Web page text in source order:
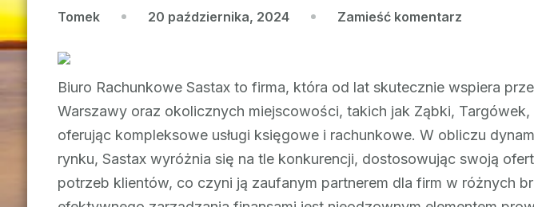
Tomek 20 października, 2024 Zamieść komentarzwe
korzyści
płynące
z
współpracy
z
Biuro Rachunkowe Sastax to firma, która od lat skutecznie wspiera
Warszawy oraz okolicznych miejscowości, takich jak Ząbki, Targówek,
oferując kompleksowe usługi księgowe i rachunkowe. W obliczu
rynku, Sastax wyróżnia się na tle konkurencji, dostosowując swoją
potrzeb klientów, co czyni ją zaufanym partnerem dla firm w różnych